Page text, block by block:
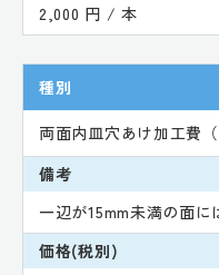
2,000 円 / 本
種別
両面内皿穴あけ加工費
備考
一辺が15mm未満の面
価格(税別)